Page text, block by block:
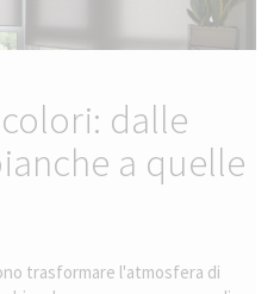
dalle
a quelle
trasformare l'atmosfera di